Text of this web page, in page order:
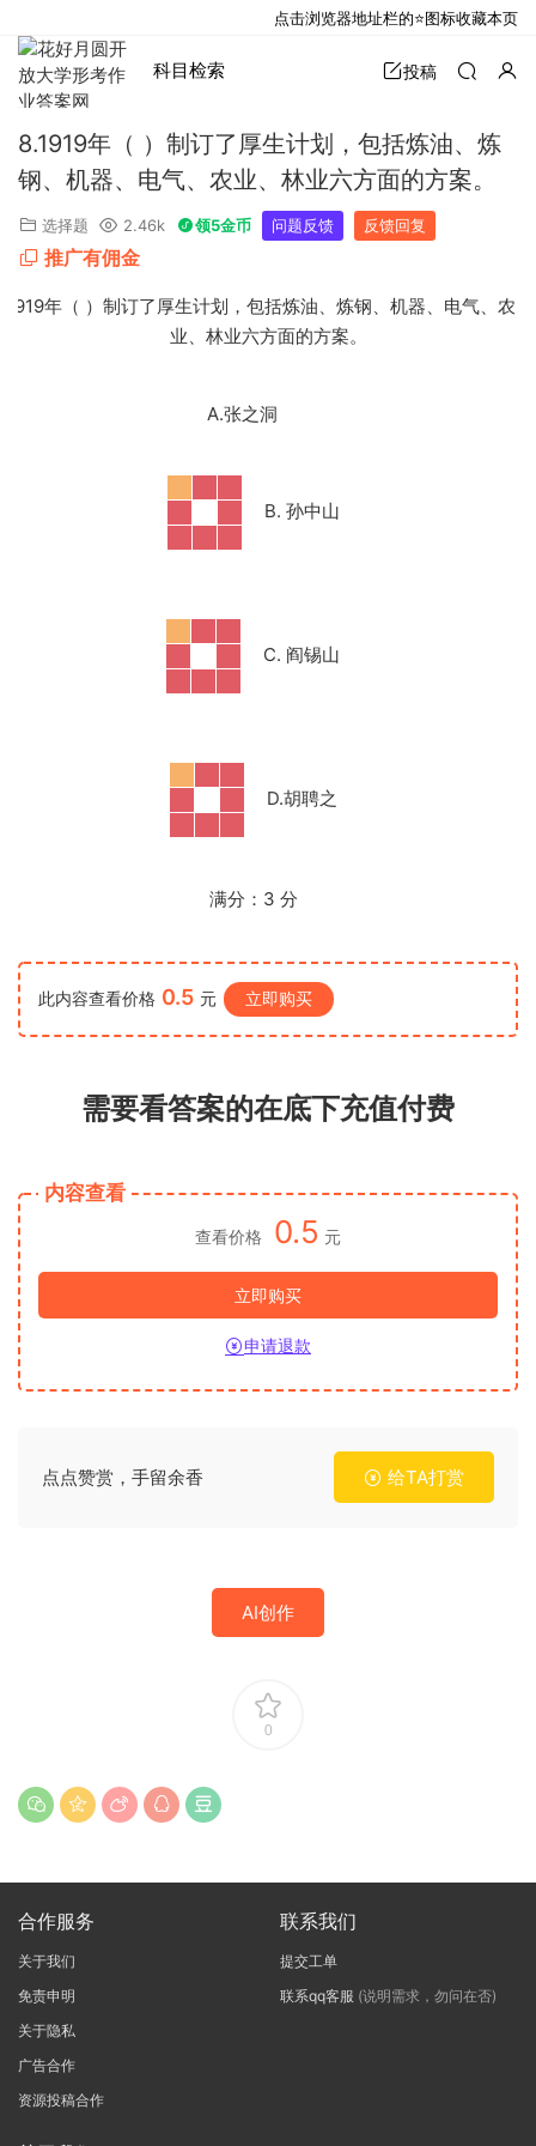
科目检索 投稿
8.1919年（ ）制订了厚生计划，包括炼油、炼
钢、机器、电气、农业、林业六方面的方案。
选择题 2.46k 领5金币 问题反馈 反馈回复
推广有佣金
1919年（ ）制订了厚生计划，包括炼油、炼钢、机器、电气、农
业、林业六方面的方案。
A.张之洞
B. 孙中山
C. 阎锡山
D.胡聘之
满分： 3 分
此内容查看价格 0.5 元 立即购买
需要看答案的在底下充值付费
内容查看
查看价格 0.5 元
立即购买
申请退款
点点赞赏，手留余香 给TA打赏
AI创作
0
合作服务
关于我们
免责申明
关于隐私
广告合作
资源投稿合作
联系我们
提交工单
联系qq客服 (说明需求，勿问在否)
点击浏览器地址栏的⭐图标收藏本页